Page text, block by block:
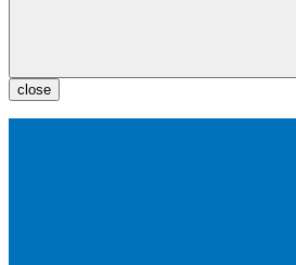
close